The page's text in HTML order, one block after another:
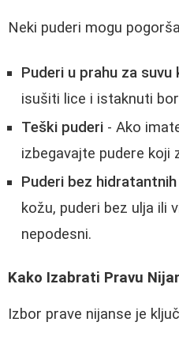
Neki puderi mogu
Puderi u prahu za suvu
isušiti lice i istaknuti
Teški puderi - Ako
izbegavajte pudere koji
Puderi bez
kožu, puderi bez ulja ili
nepodesni.
Kako Izabrati Pravu
Izbor prave nijanse je